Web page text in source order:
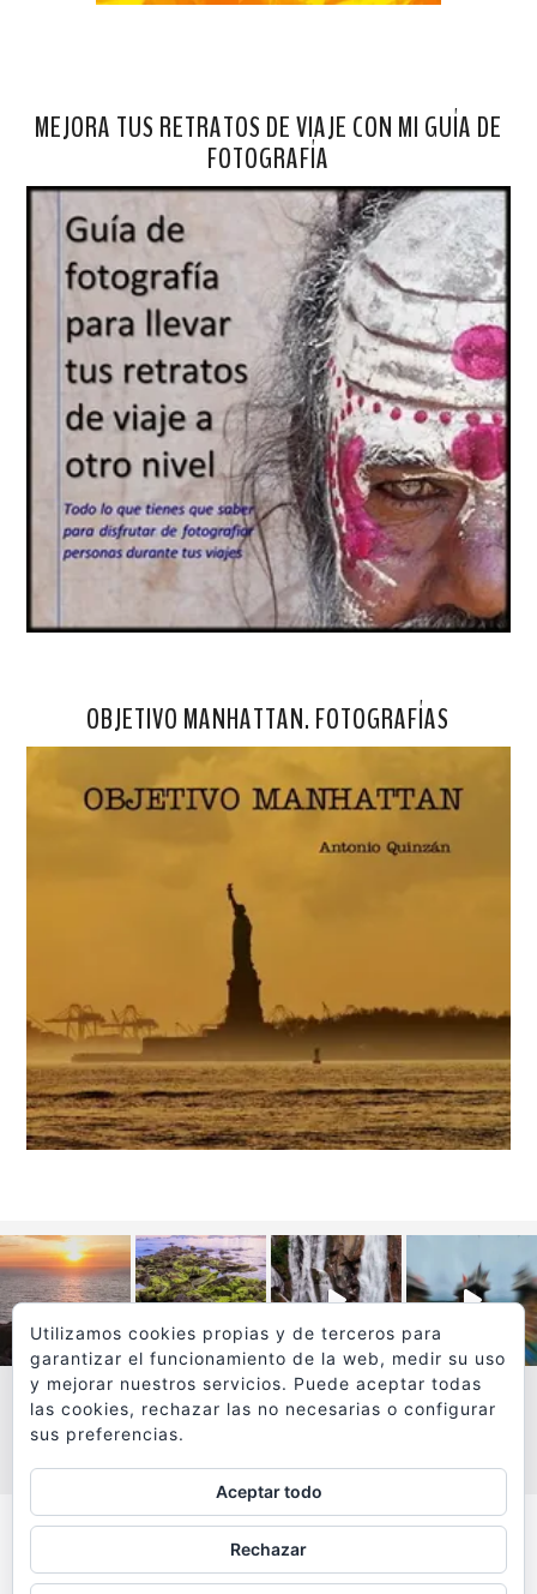
MEJORA TUS RETRATOS DE VIAJE CON MI GUÍA DE
FOTOGRAFÍA
OBJETIVO MANHATTAN. FOTOGRAFÍAS
VER MÁS
Todos los textos y fotografías de
www.viajesyfotografia.comson propiedad de su autor
Utilizamos cookies propias y de terceros para
garantizar el funcionamiento de la web, medir su uso
y mejorar nuestros servicios. Puede aceptar todas
las cookies, rechazar las no necesarias o configurar
sus preferencias.
Aceptar todo
Rechazar